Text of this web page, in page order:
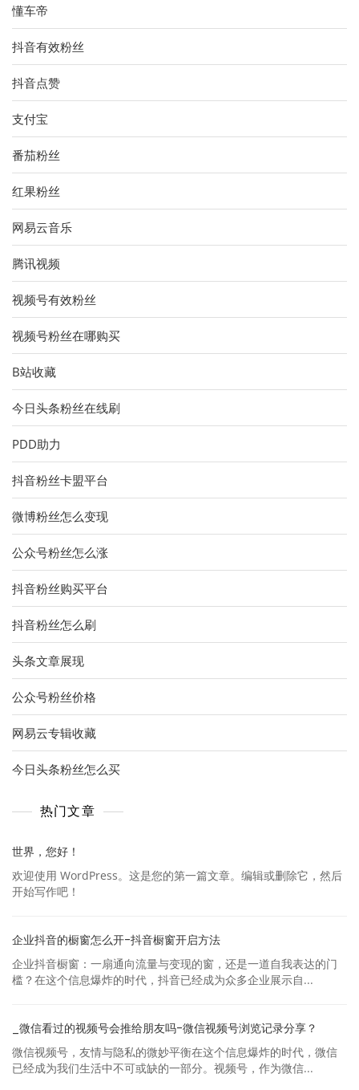
懂车帝
抖音有效粉丝
抖音点赞
支付宝
番茄粉丝
红果粉丝
网易云音乐
腾讯视频
视频号有效粉丝
视频号粉丝在哪购买
B站收藏
今日头条粉丝在线刷
PDD助力
抖音粉丝卡盟平台
微博粉丝怎么变现
公众号粉丝怎么涨
抖音粉丝购买平台
抖音粉丝怎么刷
头条文章展现
公众号粉丝价格
网易云专辑收藏
今日头条粉丝怎么买
热门文章
世界，您好！
欢迎使用 WordPress。这是您的第一篇文章。编辑或删除它，然后
开始写作吧！
企业抖音的橱窗怎么开-抖音橱窗开启方法
企业抖音橱窗：一扇通向流量与变现的窗，还是一道自我表达的门
槛？在这个信息爆炸的时代，抖音已经成为众多企业展示自...
_微信看过的视频号会推给朋友吗-微信视频号浏览记录分享？
微信视频号，友情与隐私的微妙平衡在这个信息爆炸的时代，微信
已经成为我们生活中不可或缺的一部分。视频号，作为微信...